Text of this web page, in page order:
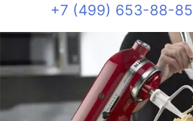
+7 (499) 653-88-85